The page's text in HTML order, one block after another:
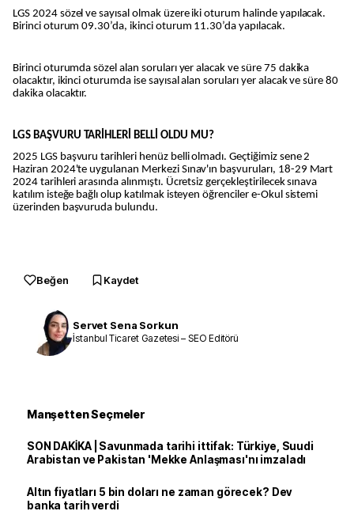
LGS 2024 sözel ve sayısal olmak üzere iki oturum halinde yapılacak.
Birinci oturum 09.30’da, ikinci oturum 11.30’da yapılacak.
Birinci oturumda sözel alan soruları yer alacak ve süre 75 dakika
olacaktır, ikinci oturumda ise sayısal alan soruları yer alacak ve süre 80
dakika olacaktır.
LGS BAŞVURU TARİHLERİ BELLİ OLDU MU?
2025 LGS başvuru tarihleri henüz belli olmadı. Geçtiğimiz sene 2
Haziran 2024'te uygulanan Merkezi Sınav'ın başvuruları, 18-29 Mart
2024 tarihleri arasında alınmıştı. Ücretsiz gerçekleştirilecek sınava
katılım isteğe bağlı olup katılmak isteyen öğrenciler e-Okul sistemi
üzerinden başvuruda bulundu.
Beğen Kaydet
Servet Sena Sorkun
İstanbul Ticaret Gazetesi – SEO Editörü
Manşetten Seçmeler
SON DAKİKA | Savunmada tarihi ittifak: Türkiye, Suudi
Arabistan ve Pakistan 'Mekke Anlaşması'nı imzaladı
Altın fiyatları 5 bin doları ne zaman görecek? Dev
banka tarih verdi